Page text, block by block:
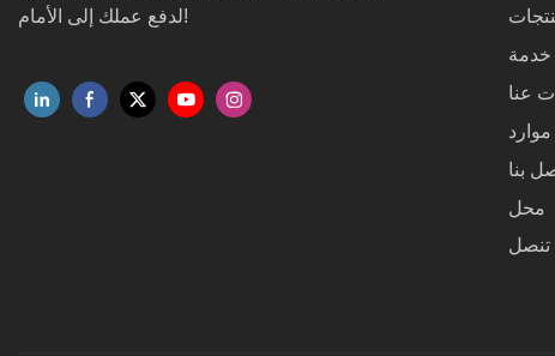
لدفع عملك إلى الأمام!
خدمة
عنا
موارد
بنا
محل
تنصل